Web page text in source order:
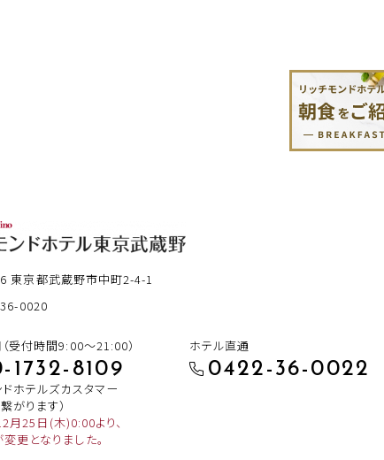
東京都武蔵野市中町2-4-1
0020
受付時間9:00～21:00）
1732-8109
ドホテルズカスタマー
がります）
25日(木)0:00より、
更となりました。
ホテル直通
0422-36-0022